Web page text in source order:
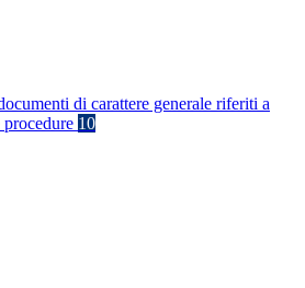
di carattere generale riferiti a
procedure 10